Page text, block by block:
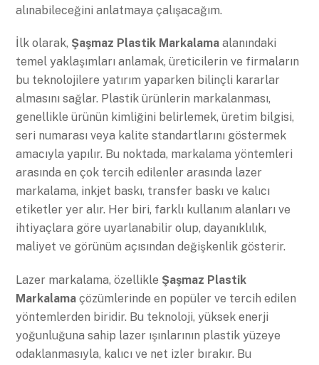
alınabileceğini anlatmaya çalışacağım.
İlk olarak, Şaşmaz Plastik Markalama alanındaki
temel yaklaşımları anlamak, üreticilerin ve firmaların
bu teknolojilere yatırım yaparken bilinçli kararlar
almasını sağlar. Plastik ürünlerin markalanması,
genellikle ürünün kimliğini belirlemek, üretim bilgisi,
seri numarası veya kalite standartlarını göstermek
amacıyla yapılır. Bu noktada, markalama yöntemleri
arasında en çok tercih edilenler arasında lazer
markalama, inkjet baskı, transfer baskı ve kalıcı
etiketler yer alır. Her biri, farklı kullanım alanları ve
ihtiyaçlara göre uyarlanabilir olup, dayanıklılık,
maliyet ve görünüm açısından değişkenlik gösterir.
Lazer markalama, özellikle Şaşmaz Plastik
Markalama çözümlerinde en popüler ve tercih edilen
yöntemlerden biridir. Bu teknoloji, yüksek enerji
yoğunluğuna sahip lazer ışınlarının plastik yüzeye
odaklanmasıyla, kalıcı ve net izler bırakır. Bu